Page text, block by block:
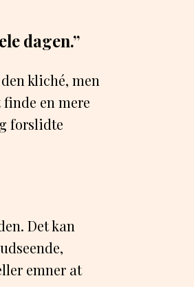
dagen.”
kliché, men
en mere
forslidte
Det kan
emner at